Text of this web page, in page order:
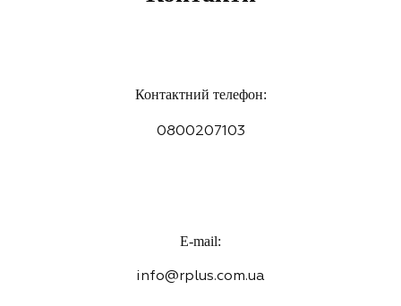
Контактний телефон:
0800207103
E-mail:
info@rplus.com.ua